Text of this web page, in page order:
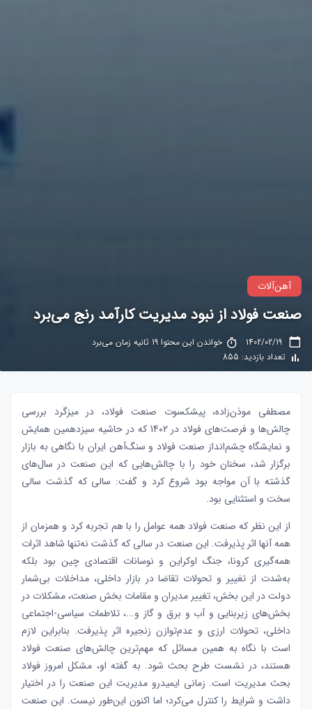
آهن‌آلات
صنعت فولاد از نبود مدیریت کارآمد رنج می‌برد
خواندن این محتوا 19 ثانیه زمان می‌برد
تعداد بازدید: 855
مصطفی موذن‌زاده، پیشکسوت صنعت فولاد، در میزگرد بررسی
چالش‌ها و فرصت‌های فولاد در 1402 که در حاشیه سیزدهمین همایش
و نمایشگاه چشم‌انداز صنعت فولاد و سنگ‌آهن ایران با نگاهی به بازار
برگزار شد، سخنان خود را با چالش‌هایی که این صنعت در سال‌های
گذشته با آن مواجه بود شروع کرد و گفت: سالی که گذشت سالی
سخت و استثنایی بود.
از این نظر که صنعت فولاد همه عوامل را با هم تجربه کرد و همزمان از
همه آنها اثر پذیرفت. این صنعت در سالی که گذشت نه‌تنها شاهد اثرات
همه‌گیری کرونا، جنگ اوکراین و نوسانات اقتصادی چین بود بلکه
به‌شدت از تغییر و تحولات تقاضا در بازار داخلی، مداخلات بی‌‌‌شمار
دولت در این بخش، تغییر مدیران و مقامات بخش صنعت، مشکلات در
بخش‌‌‌های زیربنایی و آب و برق و گاز و...، تلاطمات سیاسی-اجتماعی
داخلی، تحولات ارزی و عدم‌توازن زنجیره اثر پذیرفت. بنابراین لازم
است با نگاه به همین مسائل که مهم‌ترین چالش‌‌‌های صنعت فولاد
هستند، در نشست طرح بحث شود. به گفته او، مشکل امروز فولاد
بحث مدیریت است. زمانی ایمیدرو مدیریت این صنعت را در اختیار
داشت و شرایط را کنترل می‌کرد؛ اما اکنون این‌طور نیست. این صنعت